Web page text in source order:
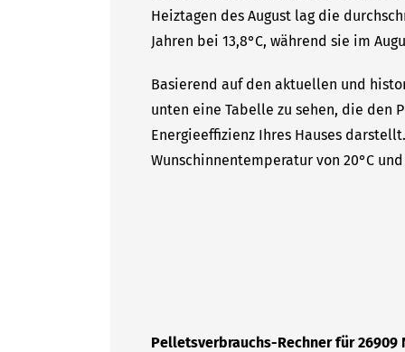
Heiztagen des August lag die
Jahren bei 13,8°C, während sie im
Basierend auf den aktuellen und
unten eine Tabelle zu sehen, die den
Energieeffizienz Ihres Hauses
Wunschinnentemperatur von 20°C
Pelletsverbrauchs-Rechner für 26909